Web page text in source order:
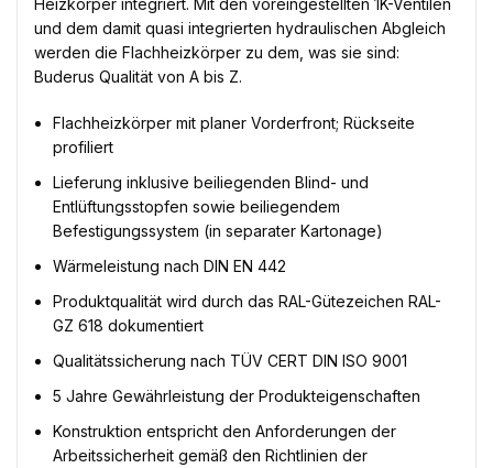
und dem damit quasi integrierten hydraulischen Abgleich
werden die Flachheizkörper zu dem, was sie sind:
Buderus Qualität von A bis Z.
Flachheizkörper mit planer Vorderfront; Rückseite
profiliert
Lieferung inklusive beiliegenden Blind- und
Entlüftungsstopfen sowie beiliegendem
Befestigungssystem (in separater Kartonage)
Wärmeleistung nach DIN EN 442
Produktqualität wird durch das RAL-Gütezeichen RAL-
GZ 618 dokumentiert
Qualitätssicherung nach TÜV CERT DIN ISO 9001
5 Jahre Gewährleistung der Produkteigenschaften
Konstruktion entspricht den Anforderungen der
Arbeitssicherheit gemäß den Richtlinien der